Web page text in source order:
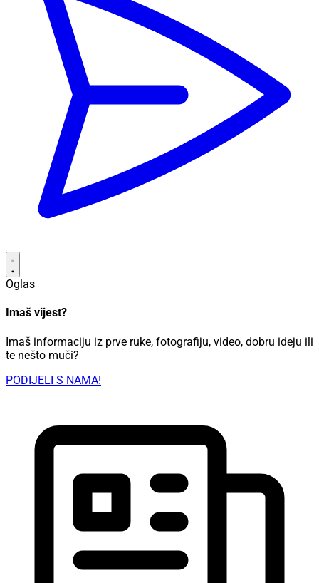
Oglas
Imaš vijest?
Imaš informaciju iz prve ruke, fotografiju, video, dobru ideju ili
te nešto muči?
PODIJELI S NAMA!